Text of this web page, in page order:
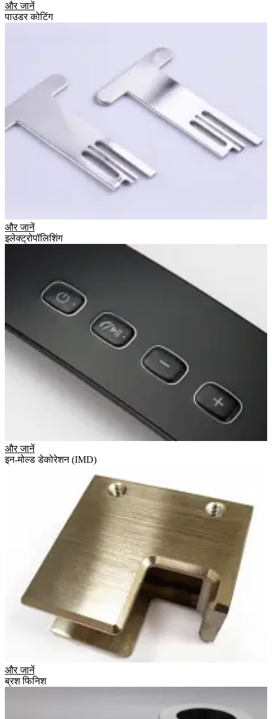
और जानें
पाउडर कोटिंग
और जानें
इलेक्ट्रोपॉलिशिंग
और जानें
इन-मोल्ड डेकोरेशन (IMD)
और जानें
ब्रश फिनिश